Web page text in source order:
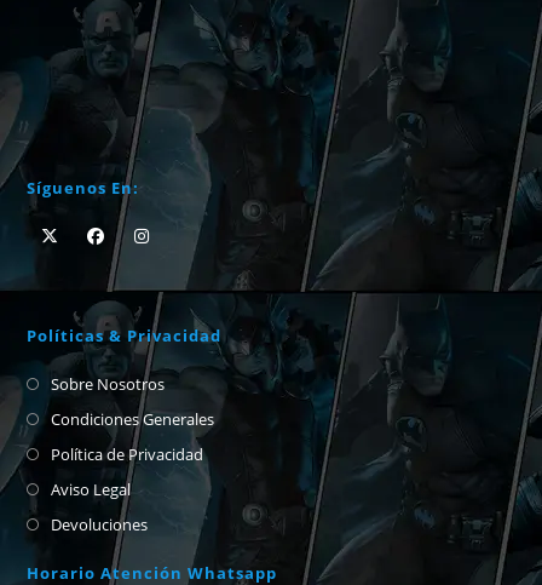
Síguenos En:
Políticas & Privacidad
Sobre Nosotros
Condiciones Generales
Política de Privacidad
Aviso Legal
Devoluciones
Horario Atención Whatsapp